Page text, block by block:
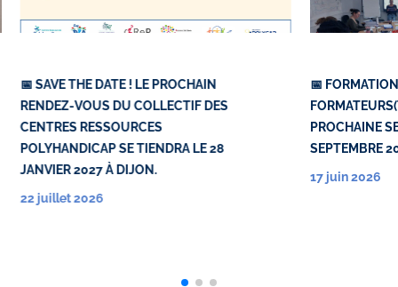
📅 SAVE THE DATE ! LE PROCHAIN
RENDEZ-VOUS DU COLLECTIF DES
CENTRES RESSOURCES
POLYHANDICAP SE TIENDRA LE 28
JANVIER 2027 À DIJON.
22 juillet 2026
📅
PROCHAINE
SEPTEMBRE
17 juin 2026